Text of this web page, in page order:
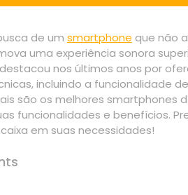
de um smartphone que não
uma experiência sonora
nos últimos anos por
incluindo a funcionalidade de
são os melhores smartphones
funcionalidades e benefícios.
em suas necessidades!